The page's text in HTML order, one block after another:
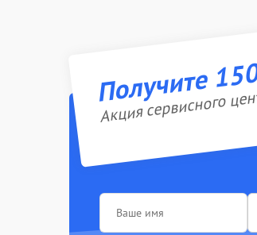
Получите
Акция сервисного